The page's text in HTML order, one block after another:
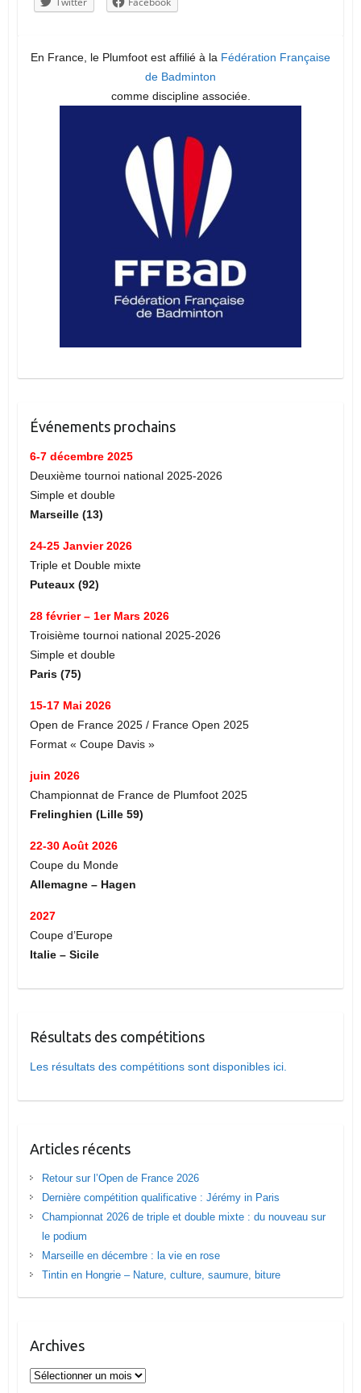
En France, le Plumfoot est affilié à la Fédération Française
de Badminton
comme discipline associée.
Événements prochains
6-7 décembre 2025
Deuxième tournoi national 2025-2026
Simple et double
Marseille (13)
24-25 Janvier 2026
Triple et Double mixte
Puteaux (92)
28 février – 1er Mars 2026
Troisième tournoi national 2025-2026
Simple et double
Paris (75)
15-17 Mai 2026
Open de France 2025 / France Open 2025
Format « Coupe Davis »
juin 2026
Championnat de France de Plumfoot 2025
Frelinghien (Lille 59)
22-30 Août 2026
Coupe du Monde
Allemagne – Hagen
2027
Coupe d’Europe
Italie – Sicile
Résultats des compétitions
Les résultats des compétitions sont disponibles ici.
Articles récents
Retour sur l’Open de France 2026
Dernière compétition qualificative : Jérémy in Paris
Championnat 2026 de triple et double mixte : du nouveau sur
le podium
Marseille en décembre : la vie en rose
Tintin en Hongrie – Nature, culture, saumure, biture
Archives
Archives